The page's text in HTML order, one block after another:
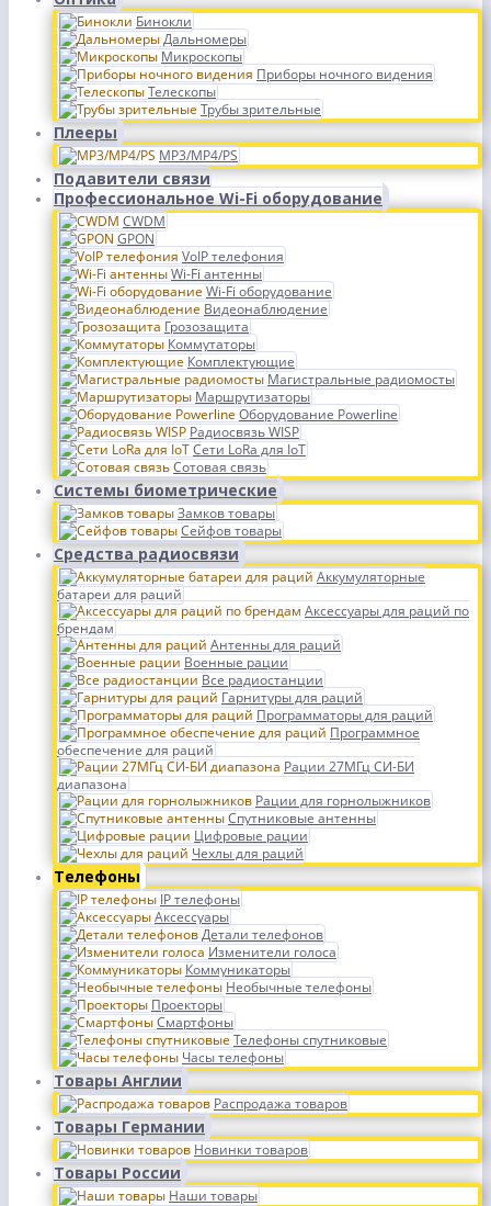
Бинокли
Дальномеры
Микроскопы
Приборы ночного видения
Телескопы
Трубы зрительные
Плееры
MP3/MP4/PS
Подавители связи
Профессиональное Wi-Fi оборудование
CWDM
GPON
VoIP телефония
Wi-Fi антенны
Wi-Fi оборудование
Видеонаблюдение
Грозозащита
Коммутаторы
Комплектующие
Магистральные радиомосты
Маршрутизаторы
Оборудование Powerline
Радиосвязь WISP
Сети LoRa для IoT
Сотовая связь
Системы биометрические
Замков товары
Сейфов товары
Средства радиосвязи
Аккумуляторные
батареи для раций
Аксессуары для раций по
брендам
Антенны для раций
Военные рации
Все радиостанции
Гарнитуры для раций
Программаторы для раций
Программное
обеспечение для раций
Рации 27МГц СИ-БИ
диапазона
Рации для горнолыжников
Спутниковые антенны
Цифровые рации
Чехлы для раций
Телефоны
IP телефоны
Аксессуары
Детали телефонов
Изменители голоса
Коммуникаторы
Необычные телефоны
Проекторы
Смартфоны
Телефоны спутниковые
Часы телефоны
Товары Англии
Распродажа товаров
Товары Германии
Новинки товаров
Товары России
Наши товары